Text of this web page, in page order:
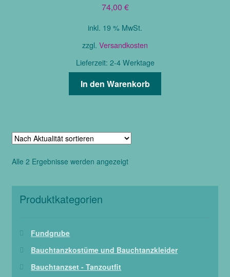
74,00 €
inkl. 19 % MwSt.
zzgl. Versandkosten
Lieferzeit: 2-4 Werktage
In den Warenkorb
Alle 2 Ergebnisse werden angezeigtNach
sortiert
Produktkategorien
Fundgrube
Bauchtanzkostüme und Bauchtanzkleider
Bauchtanzset - Tanzoutfit